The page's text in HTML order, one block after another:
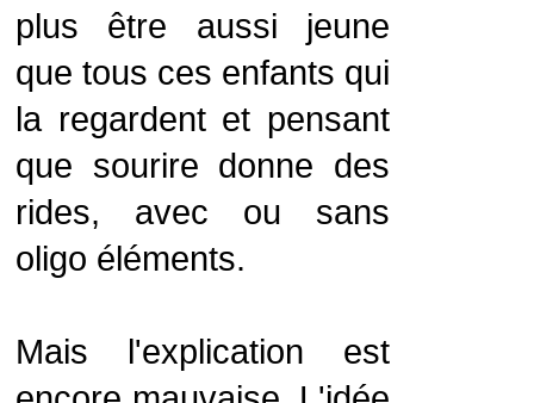
plus être aussi jeune
que tous ces enfants qui
la regardent et pensant
que sourire donne des
rides, avec ou sans
oligo éléments.
Mais l'explication est